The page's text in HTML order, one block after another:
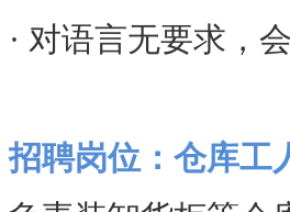
· 对语言无要求，
招聘岗位：仓库工